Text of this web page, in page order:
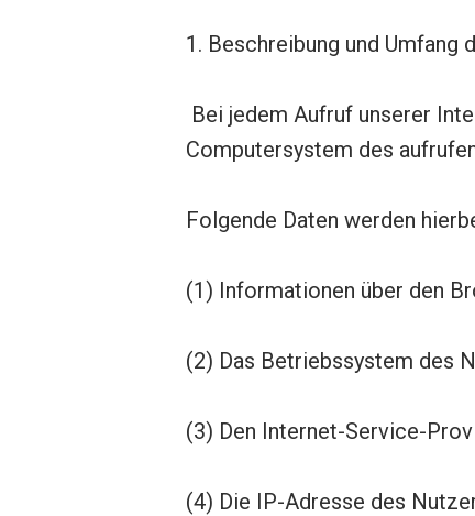
1. Beschreibung und Umfang
Bei jedem Aufruf unserer
Computersystem des
Folgende Daten werden
(1) Informationen über den
(2) Das Betriebssystem des
(3) Den Internet-Service-
(4) Die IP-Adresse des